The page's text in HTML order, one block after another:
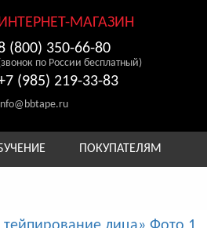
МАГАЗИН
(800) 350-66-80
по России бесплатный)
(985) 219-33-83
ПОКУПАТЕЛЯМ